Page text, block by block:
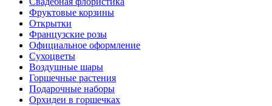
Фруктовые корзины
Открытки
Французские розы
Официальное оформление
Сухоцветы
Воздушные шары
Горшечные растения
Подарочные наборы
Орхидеи в горшечках